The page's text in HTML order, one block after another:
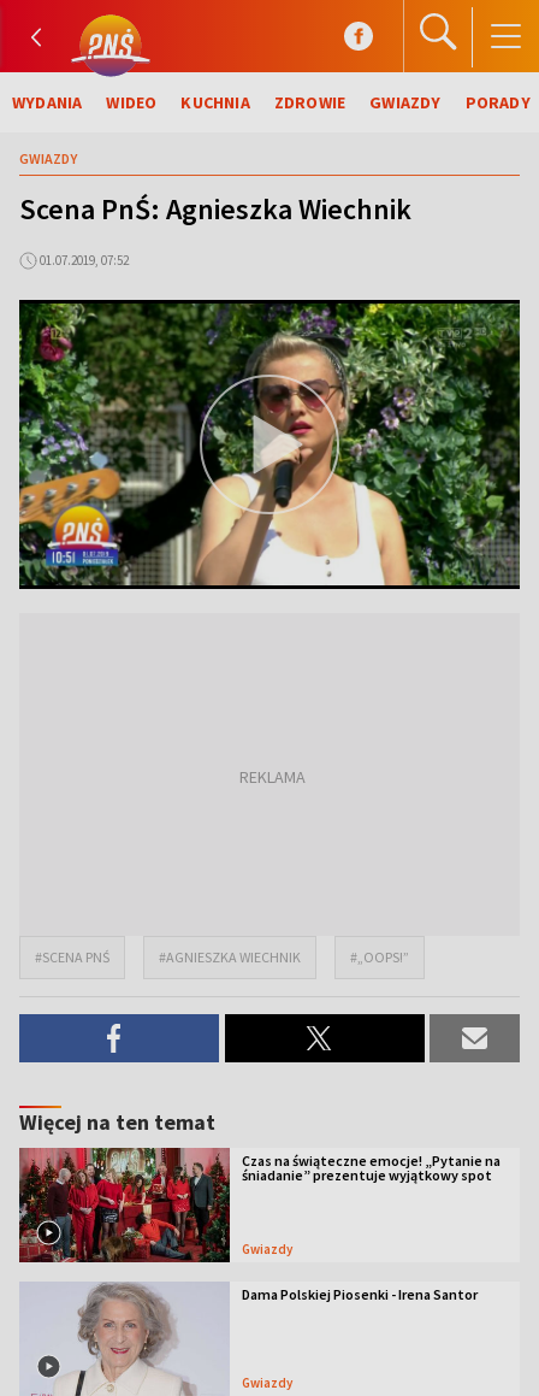
WYDANIA WIDEO KUCHNIA ZDROWIE GWIAZDY PORADY
GWIAZDY
Scena PnŚ: Agnieszka Wiechnik
01.07.2019, 07:52
#SCENA PNŚ #AGNIESZKA WIECHNIK #„OOPS!”
Więcej na ten temat
Czas na świąteczne emocje! „Pytanie na
śniadanie” prezentuje wyjątkowy spot
Gwiazdy
Dama Polskiej Piosenki - Irena Santor
Gwiazdy